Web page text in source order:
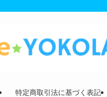
特定商取引法に基づく表記